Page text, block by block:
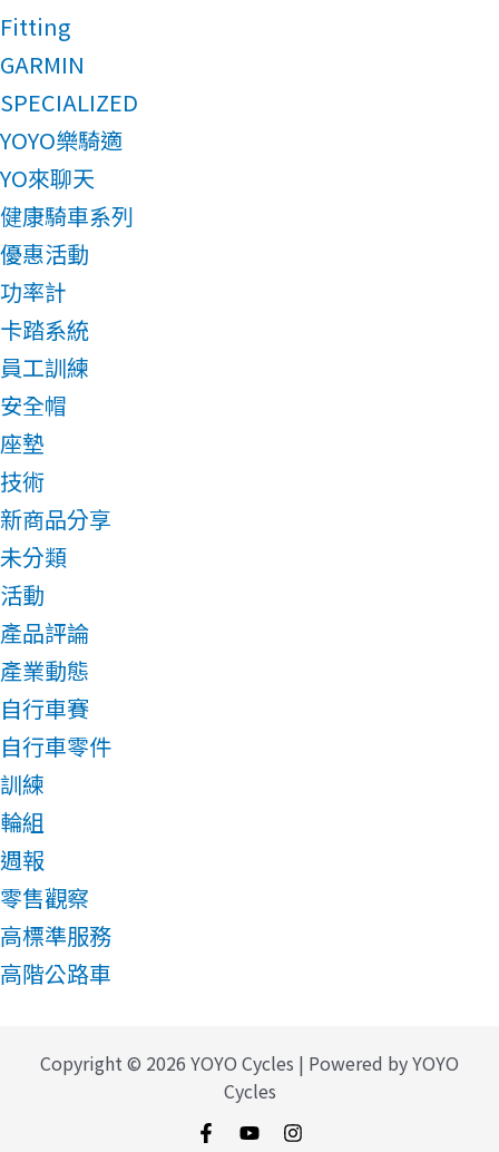
Fitting
GARMIN
SPECIALIZED
YOYO樂騎適
YO來聊天
健康騎車系列
優惠活動
功率計
卡踏系統
員工訓練
安全帽
座墊
技術
新商品分享
未分類
活動
產品評論
產業動態
自行車賽
自行車零件
訓練
輪組
週報
零售觀察
高標準服務
高階公路車
Copyright © 2026 YOYO Cycles | Powered by YOYO
Cycles